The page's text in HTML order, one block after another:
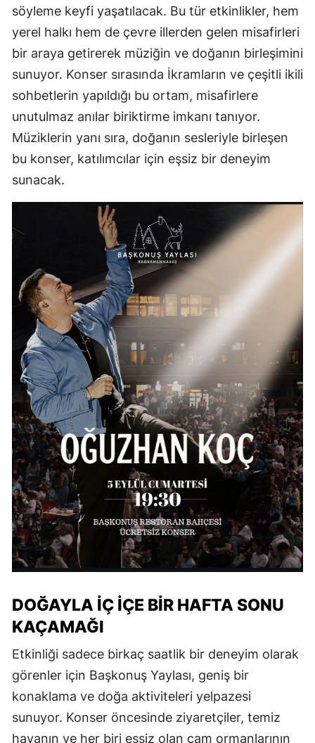
söyleme keyfi yaşatılacak. Bu tür etkinlikler, hem
yerel halkı hem de çevre illerden gelen misafirleri
bir araya getirerek müziğin ve doğanın birleşimini
sunuyor. Konser sırasında İkramların ve çeşitli ikili
sohbetlerin yapıldığı bu ortam, misafirlere
unutulmaz anılar biriktirme imkanı tanıyor.
Müziklerin yanı sıra, doğanın sesleriyle birleşen
bu konser, katılımcılar için eşsiz bir deneyim
sunacak.
DOĞAYLA İÇ İÇE BİR HAFTA SONU
KAÇAMAĞI
Etkinliği sadece birkaç saatlik bir deneyim olarak
görenler için Başkonuş Yaylası, geniş bir
konaklama ve doğa aktiviteleri yelpazesi
sunuyor. Konser öncesinde ziyaretçiler, temiz
havanın ve her biri eşsiz olan çam ormanlarının